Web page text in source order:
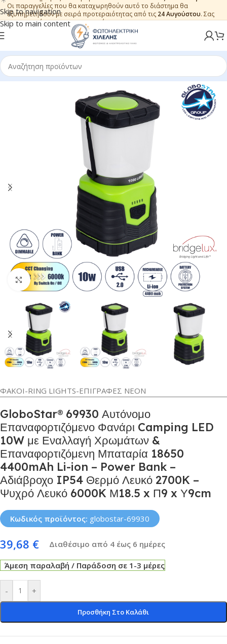
Skip to navigation
Skip to main content
Οι παραγγελίες που θα καταχωρηθούν αυτό το διάστημα θα
εξυπηρετηθούν με σειρά προτεραιότητας από τις 24 Αυγούστου. Σας
ευχαριστούμε για την εμπιστοσύνη.
Κλικ για μεγέθυνση
ΦΑΚΟΙ-RING LIGHTS-ΕΠΙΓΡΑΦΕΣ ΝΕΟΝ
GloboStar® 69930 Αυτόνομο
Επαναφορτιζόμενο Φανάρι Camping LED
10W με Εναλλαγή Χρωμάτων &
Επαναφορτιζόμενη Μπαταρία 18650
4400mAh Li-ion – Power Bank –
Αδιάβροχο IP54 Θερμό Λευκό 2700K –
Ψυχρό Λευκό 6000K Μ18.5 x Π9 x Υ9cm
Κωδικός προϊόντος: globostar-69930
39,68 € Διαθέσιμο από 4 έως 6 ημέρες
Άμεση παραλαβή / Παράδοση σε 1-3 μέρες
- +
Προσθήκη Στο Καλάθι